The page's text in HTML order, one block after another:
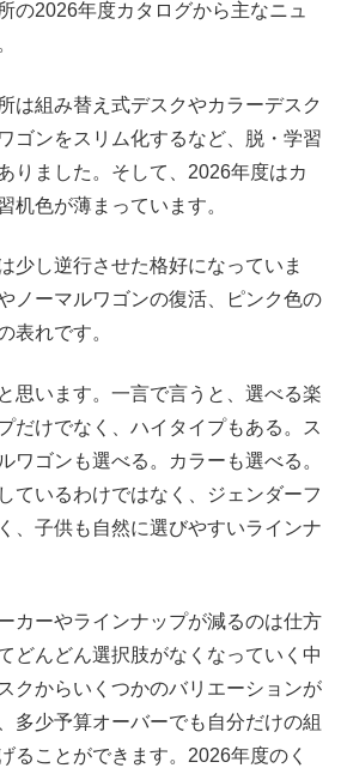
の2026年度カタログから主なニュ
は組み替え式デスクやカラーデスク
ゴンをスリム化するなど、脱・学習
りました。そして、2026年度はカ
机色が薄まっています。
少し逆行させた格好になっていま
ノーマルワゴンの復活、ピンク色の
表れです。
思います。一言で言うと、選べる楽
だけでなく、ハイタイプもある。ス
ワゴンも選べる。カラーも選べる。
ているわけではなく、ジェンダーフ
、子供も自然に選びやすいラインナ
カーやラインナップが減るのは仕方
どんどん選択肢がなくなっていく中
クからいくつかのバリエーションが
多少予算オーバーでも自分だけの組
ることができます。2026年度のく